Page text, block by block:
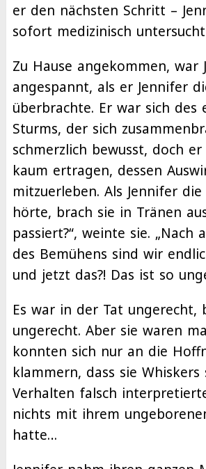
er den nächsten Schritt –
sofort medizinisch
Zu Hause angekommen, war
angespannt, als er Jennifer
überbrachte. Er war sich des
Sturms, der sich
schmerzlich bewusst, doch
kaum ertragen, dessen
mitzuerleben. Als Jennifer
hörte, brach sie in Tränen
passiert?“, weinte sie. „Nach
des Bemühens sind wir
und jetzt das?! Das ist so
Es war in der Tat ungerecht,
ungerecht. Aber sie waren
konnten sich nur an die
klammern, dass sie Whiskers
Verhalten falsch
nichts mit ihrem
hatte…